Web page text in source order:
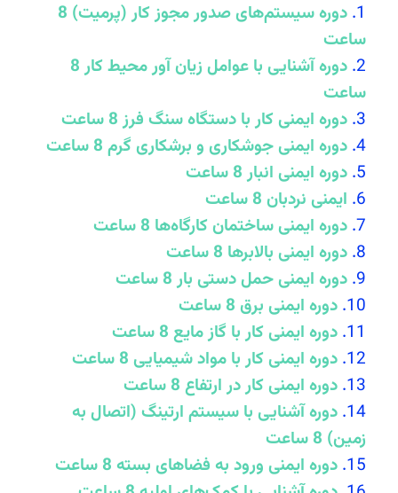
دوره سیستم‌های صدور مجوز کار (پرمیت) 8
ساعت
دوره آشنایی با عوامل زیان آور محیط کار 8
ساعت
دوره ایمنی کار با دستگاه سنگ فرز 8 ساعت
دوره ایمنی جوشکاری و برشکاری گرم 8 ساعت
دوره ایمنی انبار 8 ساعت
ایمنی نردبان 8 ساعت
دوره ایمنی ساختمان کارگاه‌ها 8 ساعت
دوره ایمنی بالابرها 8 ساعت
دوره ایمنی حمل دستی بار 8 ساعت
دوره ایمنی برق 8 ساعت
دوره ایمنی کار با گاز مایع 8 ساعت
دوره ایمنی کار با مواد شیمیایی 8 ساعت
دوره ایمنی کار در ارتفاع 8 ساعت
دوره آشنایی با سیستم ارتینگ (اتصال به
زمین) 8 ساعت
دوره ایمنی ورود به فضاهای بسته 8 ساعت